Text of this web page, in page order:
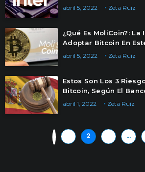
Zeta Ruiz
abril 5, 2022
¿Qué Es MoliCoin?:
Adoptar Bitcoin En
Zeta Ruiz
abril 5, 2022
Estos Son Los 3
Bitcoin, Según El
Zeta Ruiz
abril 1, 2022
« 2 …